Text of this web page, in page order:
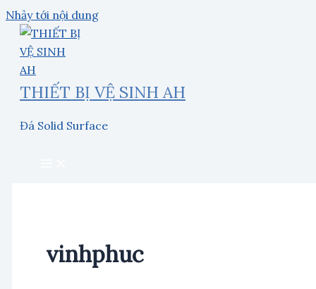
Nhảy tới nội dung
THIẾT BỊ VỆ SINH AH
Đá Solid Surface
vinhphuc